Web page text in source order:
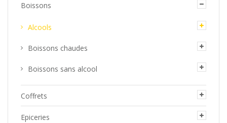
Boissons
Alcools
Boissons chaudes
Boissons sans alcool
Coffrets
Epiceries